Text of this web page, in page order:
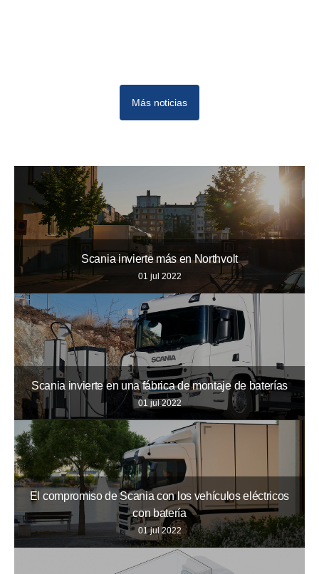
Más noticias
Scania invierte más en Northvolt
01 jul 2022
Scania invierte en una fábrica de montaje de baterías
01 jul 2022
El compromiso de Scania con los vehículos eléctricos
con batería
01 jul 2022